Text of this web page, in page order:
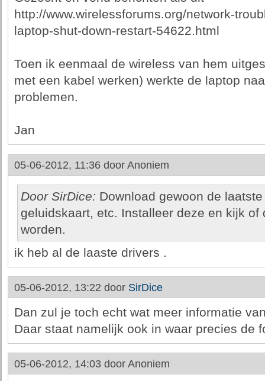
http://www.wirelessforums.org/network-
laptop-shut-down-restart-54622.html
Toen ik eenmaal de wireless van hem
met een kabel werken) werkte de laptop
problemen.
Jan
05-06-2012, 11:36 door Anoniem
Door SirDice: Download gewoon de
geluidskaart, etc. Installeer deze en kijk of
worden.
ik heb al de laaste drivers .
05-06-2012, 13:22 door SirDice
Dan zul je toch echt wat meer informatie
Daar staat namelijk ook in waar precies de
05-06-2012, 14:03 door Anoniem